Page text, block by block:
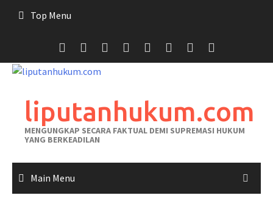
Top Menu
liputanhukum.com
MENGUNGKAP SECARA FAKTUAL DEMI SUPREMASI HUKUM
YANG BERKEADILAN
Main Menu